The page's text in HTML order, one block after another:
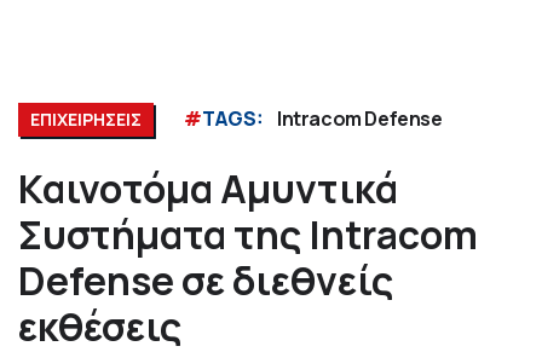
ΕΠΙΧΕΙΡΗΣΕΙΣ #TAGS: Intracom Defense
Καινοτόμα Αμυντικά
Συστήματα της Intracom
Defense σε διεθνείς
εκθέσεις